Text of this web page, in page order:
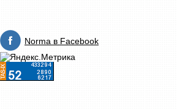
Norma в Facebook